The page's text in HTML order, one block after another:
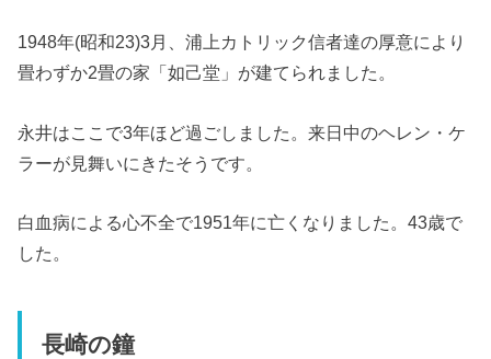
1948年(昭和23)3月、浦上カトリック信者達の厚意により
畳わずか2畳の家「如己堂」が建てられました。
永井はここで3年ほど過ごしました。来日中のヘレン・ケ
ラーが見舞いにきたそうです。
白血病による心不全で1951年に亡くなりました。43歳で
した。
長崎の鐘